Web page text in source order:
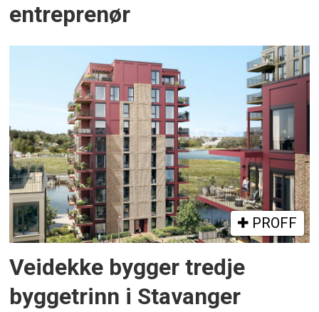
entreprenør
PROFF
Veidekke bygger tredje
byggetrinn i Stavanger